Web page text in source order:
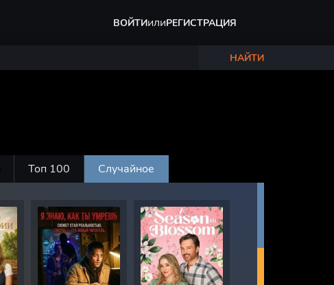
ВОЙТИилиРЕГИСТРАЦИЯ
НАЙТИ
Топ 100 Случайное